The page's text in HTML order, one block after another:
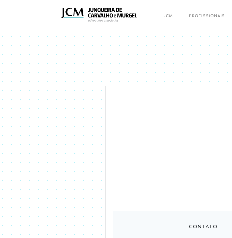
jcm profissionais
contato